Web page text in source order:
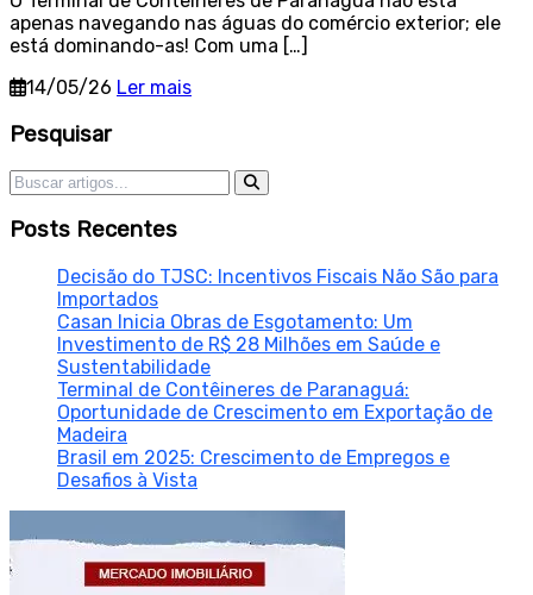
apenas navegando nas águas do comércio exterior; ele
está dominando-as! Com uma […]
14/05/26 Ler mais
Sidebar
Pesquisar
Pesquisar por:
Posts Recentes
Decisão do TJSC: Incentivos Fiscais Não São para
Importados
Casan Inicia Obras de Esgotamento: Um
Investimento de R$ 28 Milhões em Saúde e
Sustentabilidade
Terminal de Contêineres de Paranaguá:
Oportunidade de Crescimento em Exportação de
Madeira
Brasil em 2025: Crescimento de Empregos e
Desafios à Vista